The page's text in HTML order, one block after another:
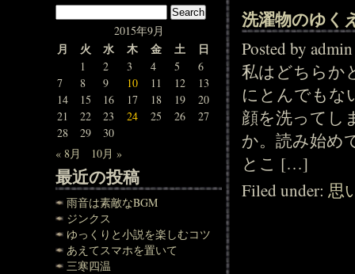
2015年9月
月 火 水 木 金 土 日
1 2 3 4 5
6
7
8 9 10 11 12
13
14
15 16 17 18 19
20
21
22 23 24 25 26
27
28
29
30
« 8月
10月 »
最近の投稿
雨音は素敵なBGM
ジンクス
ゆっくりと小説を楽しむコツ
あえてスマホを置いて
三寒四温
洗濯物のゆく
Posted by
私はどちらか
にとんでもな
顔を洗ってし
か。読み始め
とこ […]
Filed under:思